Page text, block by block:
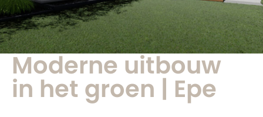
Moderne uitbouw
in het groen | Epe